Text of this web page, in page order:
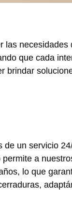
que cada
brindar
un servicio
a
lo que